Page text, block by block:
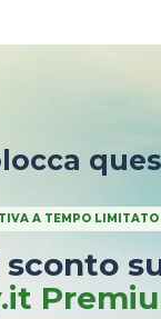
A TEMPO LIMITATO
sconto